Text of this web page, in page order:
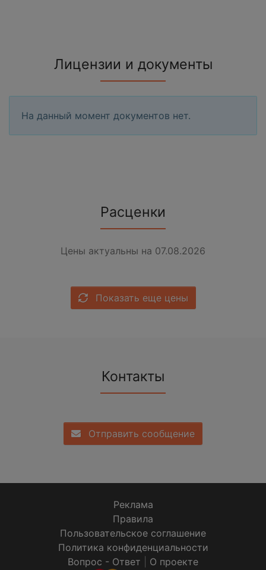
Лицензии и документы
На данный момент документов нет.
Расценки
Цены актуальны на 07.08.2026
Показать еще цены
Контакты
Отправить сообщение
Реклама
Правила
Пользовательское соглашение
Политика конфиденциальности
Вопрос - Ответ
О проекте